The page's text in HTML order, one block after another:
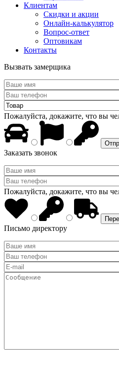
Клиентам
Скидки и акции
Онлайн-калькулятор
Вопрос-ответ
Оптовикам
Контакты
Вызвать замерщика
Пожалуйста, докажите, что вы
Заказать звонок
Пожалуйста, докажите, что вы
Письмо директору